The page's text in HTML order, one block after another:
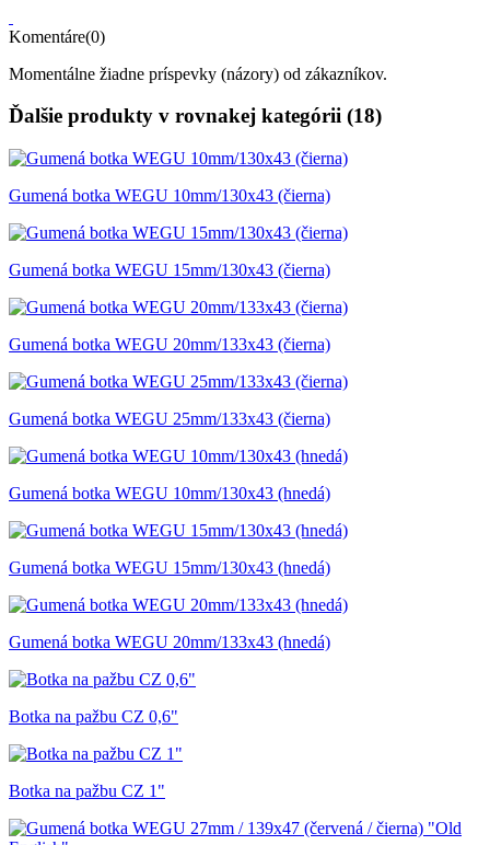
Komentáre(0)
Momentálne žiadne príspevky (názory) od zákazníkov.
Ďalšie produkty v rovnakej kategórii (18)
Gumená botka WEGU 10mm/130x43 (čierna)
Gumená botka WEGU 15mm/130x43 (čierna)
Gumená botka WEGU 20mm/133x43 (čierna)
Gumená botka WEGU 25mm/133x43 (čierna)
Gumená botka WEGU 10mm/130x43 (hnedá)
Gumená botka WEGU 15mm/130x43 (hnedá)
Gumená botka WEGU 20mm/133x43 (hnedá)
Botka na pažbu CZ 0,6"
Botka na pažbu CZ 1"